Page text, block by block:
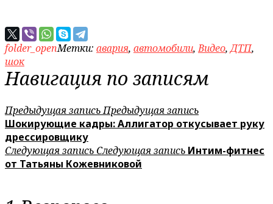
folder_openМетки: авария, автомобили,Видео,ДТП,
шок
Навигация по записям
Предыдущая записьПредыдущая запись
Шокирующие кадры: Аллигатор откусывает руку
дрессировщику
Следующая запись Следующая запись Интим-фитнес
от Татьяны Кожевниковой